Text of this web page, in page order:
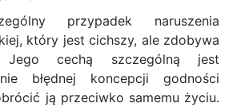
przypadek naruszenia
który jest cichszy, ale zdobywa
Jego cechą szczególną jest
błędnej koncepcji godności
ją przeciwko samemu życiu.